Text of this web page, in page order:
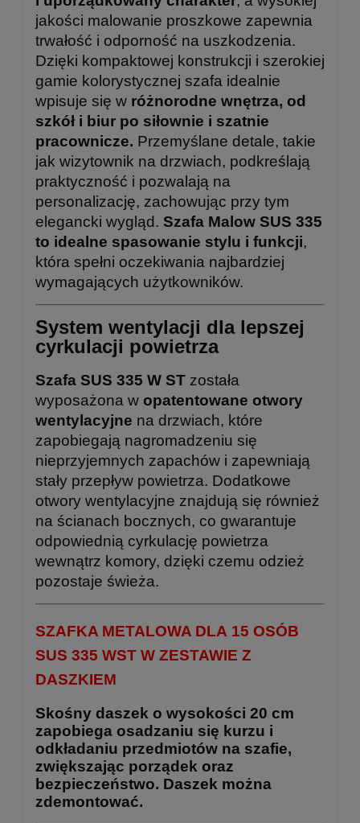
jakości malowanie proszkowe zapewnia
trwałość i odporność na uszkodzenia.
Dzięki kompaktowej konstrukcji i szerokiej
gamie kolorystycznej szafa idealnie
wpisuje się w różnorodne wnętrza, od
szkół i biur po siłownie i szatnie
pracownicze. Przemyślane detale, takie
jak wizytownik na drzwiach, podkreślają
praktyczność i pozwalają na
personalizację, zachowując przy tym
elegancki wygląd. Szafa Malow SUS 335
to idealne spasowanie stylu i funkcji,
która spełni oczekiwania najbardziej
wymagających użytkowników.
System wentylacji dla lepszej
cyrkulacji powietrza
Szafa SUS 335 W ST została
wyposażona w opatentowane otwory
wentylacyjne na drzwiach, które
zapobiegają nagromadzeniu się
nieprzyjemnych zapachów i zapewniają
stały przepływ powietrza. Dodatkowe
otwory wentylacyjne znajdują się również
na ścianach bocznych, co gwarantuje
odpowiednią cyrkulację powietrza
wewnątrz komory, dzięki czemu odzież
pozostaje świeża.
SZAFKA METALOWA DLA 15 OSÓB
SUS 335 WST W ZESTAWIE Z
DASZKIEM
Skośny daszek o wysokości 20 cm
zapobiega osadzaniu się kurzu i
odkładaniu przedmiotów na szafie,
zwiększając porządek oraz
bezpieczeństwo. Daszek można
zdemontować.